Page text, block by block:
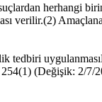
herhangi
verilir.(2)
(Değişik: 2/